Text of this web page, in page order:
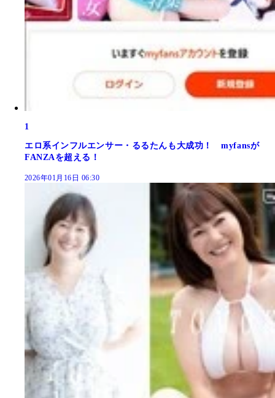
1
エロ系インフルエンサー・るるたんも大成功！ myfansが
FANZAを超える！
2026年01月16日 06:30